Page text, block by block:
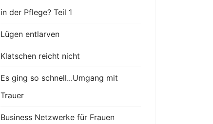
in der Pflege? Teil 1
Lügen entlarven
Klatschen reicht nicht
Es ging so schnell...Umgang mit
Trauer
Business Netzwerke für Frauen